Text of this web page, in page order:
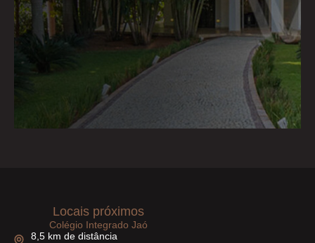
Locais próximos
Colégio Integrado Jaó
8,5 km de distância